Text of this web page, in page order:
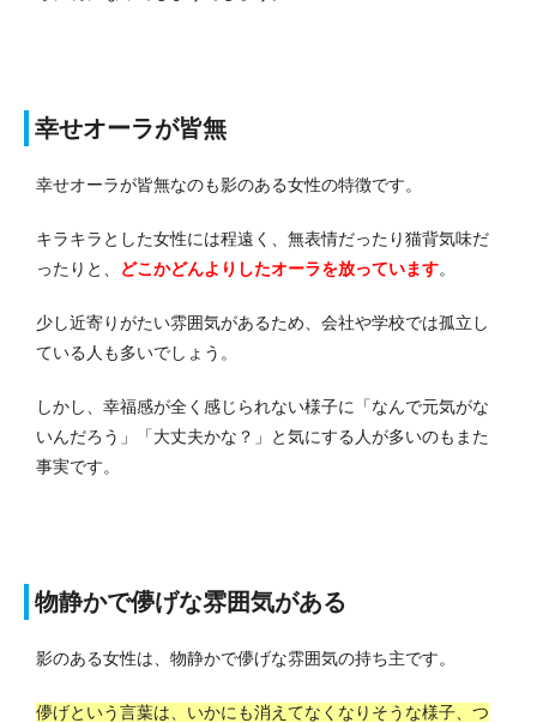
幸せオーラが皆無
幸せオーラが皆無なのも影のある女性の特徴です。
キラキラとした女性には程遠く、無表情だったり猫背気味だ
ったりと、
どこかどんよりしたオーラを放っています。
少し近寄りがたい雰囲気があるため、会社や学校では孤立し
ている人も多いでしょう。
しかし、幸福感が全く感じられない様子に「なんで元気がな
いんだろう」「大丈夫かな？」と気にする人が多いのもまた
事実です。
物静かで儚げな雰囲気がある
影のある女性は、物静かで儚げな雰囲気の持ち主です。
儚げという言葉は、いかにも消えてなくなりそうな様子、つ